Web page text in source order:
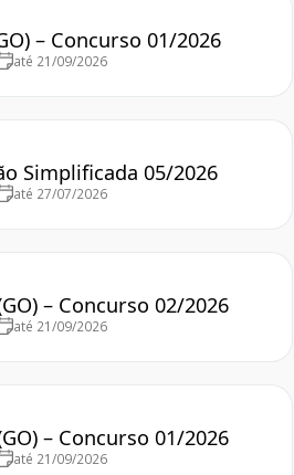
– Concurso 01/2026
até 21/09/2026
Simplificada 05/2026
até 27/07/2026
– Concurso 02/2026
até 21/09/2026
– Concurso 01/2026
até 21/09/2026